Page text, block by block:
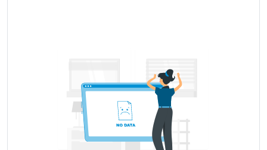
Tyre Model Name
Price Range
Price Coming Soon